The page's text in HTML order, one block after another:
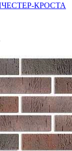
КРОСТА